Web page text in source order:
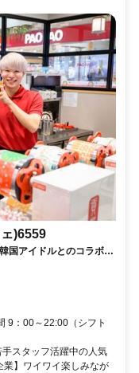
)6559
国アイドルとのコラボも
9：00～22:00（シフト
スタッフ活躍中の人気
業】ワイワイ楽しみなが